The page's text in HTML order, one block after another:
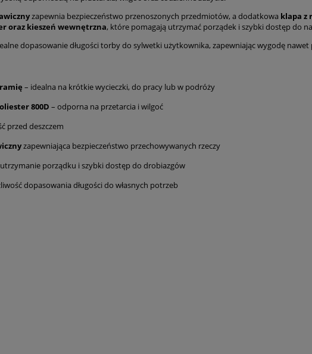
zapewnia bezpieczeństwo przenoszonych przedmiotów, a dodatkowa klapa z
oraz kieszeń wewnętrzna, które pomagają utrzymać porządek i szybki dostęp do
dopasowanie długości torby do sylwetki użytkownika, zapewniając wygodę nawet
– idealna na krótkie wycieczki, do pracy lub w podróży
800D – odporna na przetarcia i wilgoć
przed deszczem
zapewniająca bezpieczeństwo przechowywanych rzeczy
porządku i szybki dostęp do drobiazgów
dopasowania długości do własnych potrzeb